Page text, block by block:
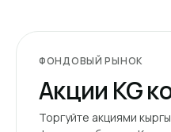
ФОНДОВЫЙ РЫНОК
Акции KG
Торгуйте акциями